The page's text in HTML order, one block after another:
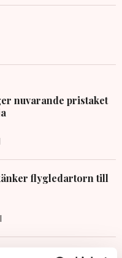
nuvarande pristaket
flygledartorn till